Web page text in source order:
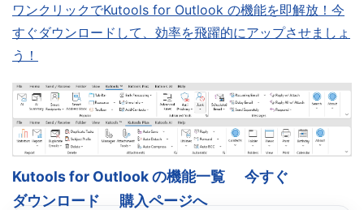
ワンクリックでKutools for Outlook の機能を即解放！今
すぐダウンロードして、効率を飛躍的にアップさせましょ
う！
Kutools for Outlook の機能一覧
今すぐ
ダウンロード
購入ページへ